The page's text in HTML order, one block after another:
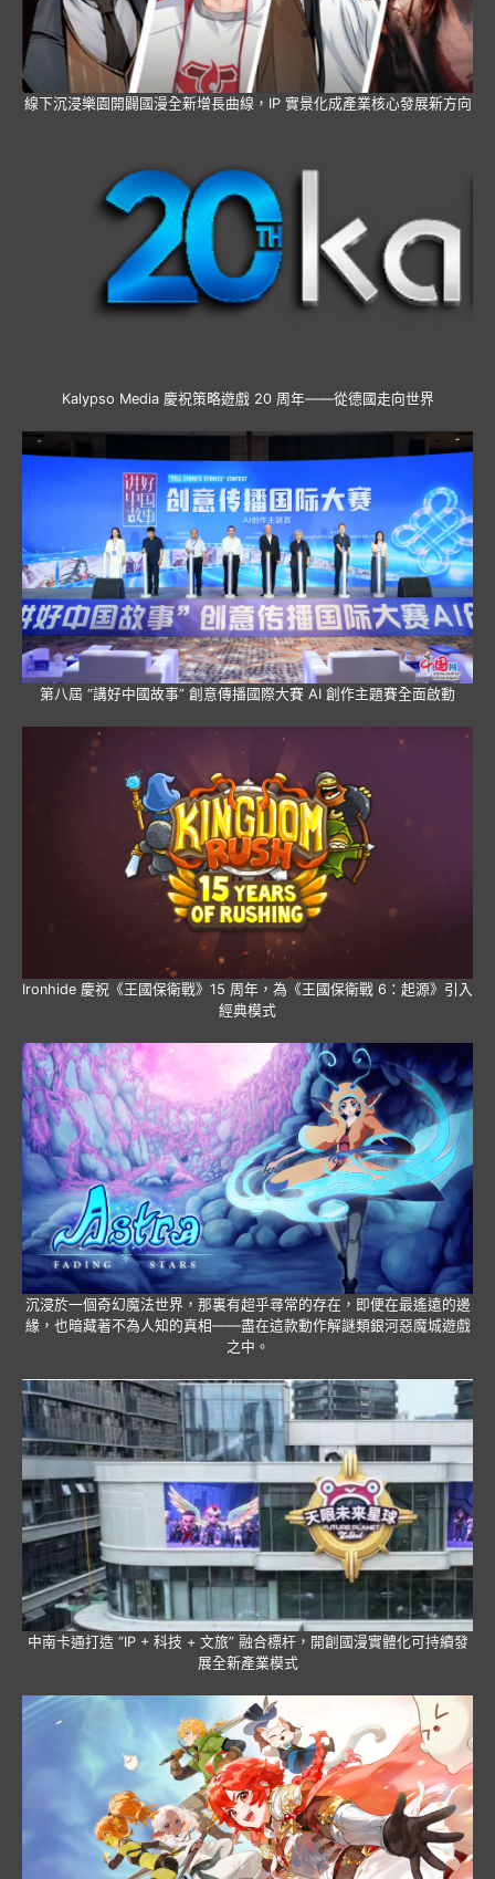
線下沉浸樂園開闢國漫全新增長曲線，IP 實景化成產業核心發展新方向
Kalypso Media 慶祝策略遊戲 20 周年——從德國走向世界
第八屆 “講好中國故事” 創意傳播國際大賽 AI 創作主題賽全面啟動
Ironhide 慶祝《王國保衛戰》15 周年，為《王國保衛戰 6：起源》引入
經典模式
沉浸於一個奇幻魔法世界，那裏有超乎尋常的存在，即便在最遙遠的邊
緣，也暗藏著不為人知的真相——盡在這款動作解謎類銀河惡魔城遊戲
之中。
中南卡通打造 “IP + 科技 + 文旅” 融合標杆，開創國漫實體化可持續發
展全新產業模式